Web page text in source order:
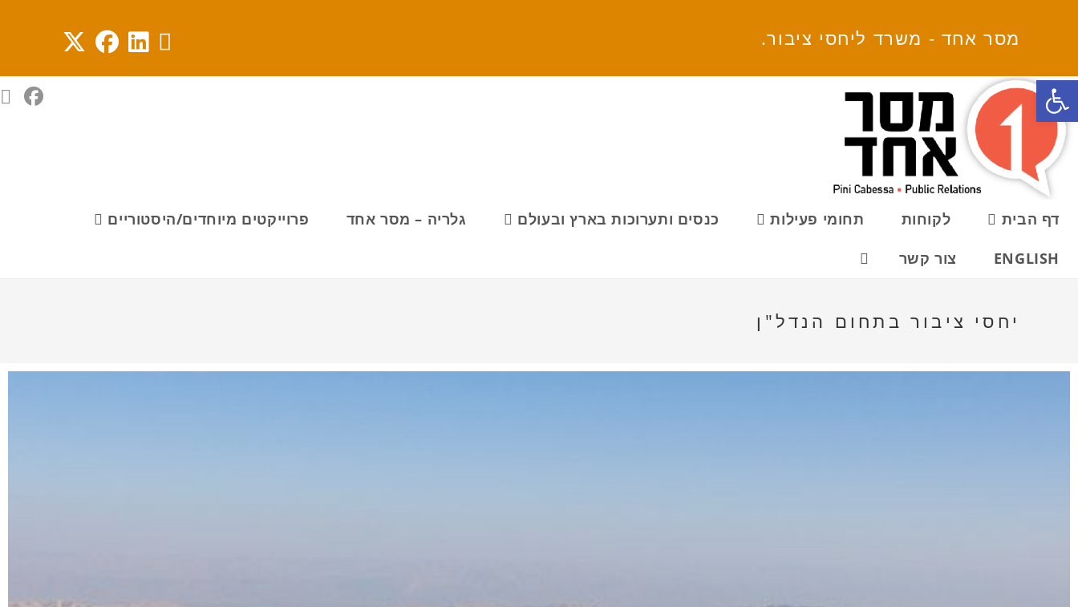
פתח סרגל נגישות
מסר אחד - משרד ליחסי ציבור.
דף הבית לקוחות תחומי פעילות כנסים ותערוכות בארץ ובעולם גלריה – מסר אחד פרוייקטים מיוחדים/היסטוריים
ENGLISH צור קשר
יחסי ציבור בתחום הנדל"ן